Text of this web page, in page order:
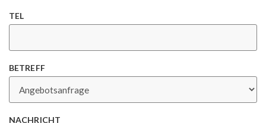
TEL
BETREFF
NACHRICHT